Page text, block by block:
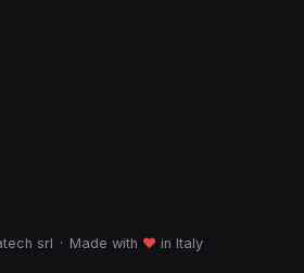
srl · Made with ♥ in Italy